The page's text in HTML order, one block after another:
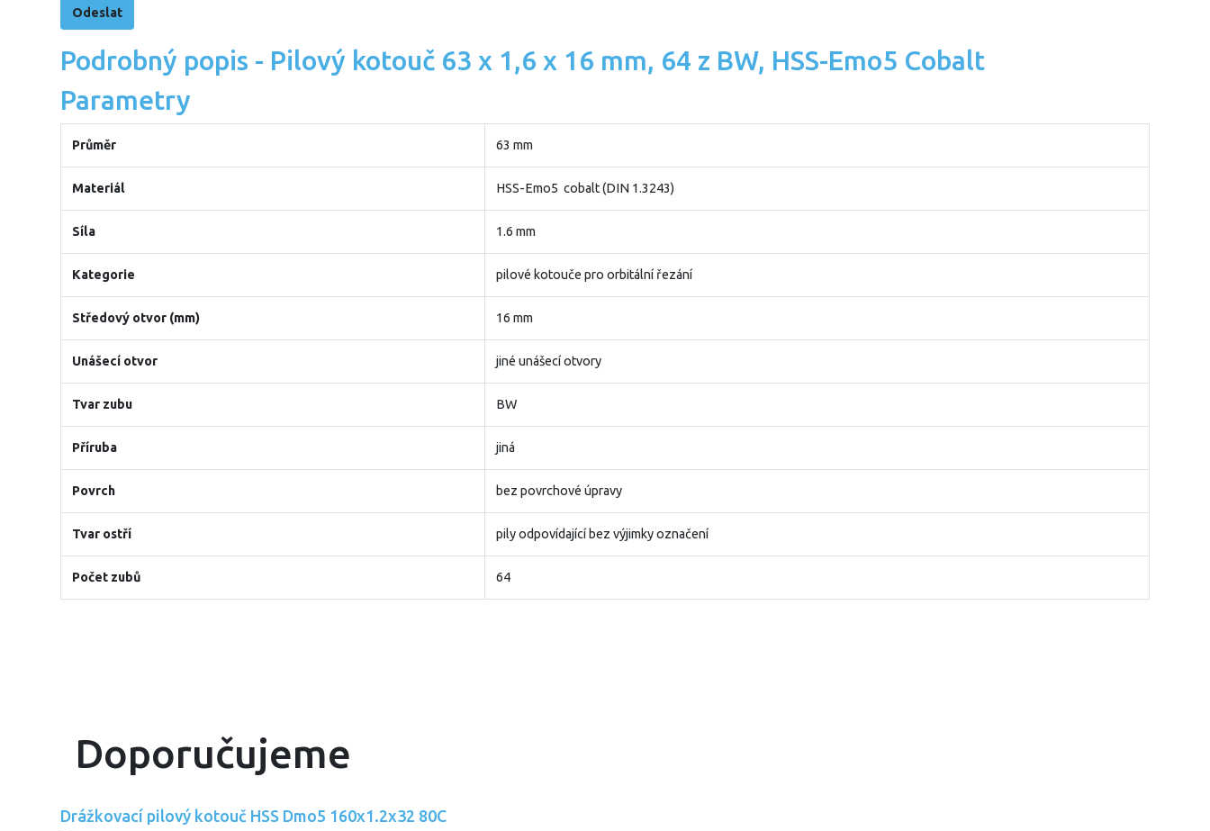
Podrobný popis - Pilový kotouč 63 x 1,6 x 16 mm, 64 z BW, HSS-Emo5 Cobalt
Parametry
Průměr 63 mm
Materiál HSS-Emo5 cobalt (DIN 1.3243)
Síla 1.6 mm
Kategorie pilové kotouče pro orbitální řezání
Středový otvor (mm) 16 mm
Unášecí otvor jiné unášecí otvory
Tvar zubu BW
Příruba jiná
Povrch bez povrchové úpravy
Tvar ostří pily odpovídající bez výjimky označení
Počet zubů 64
Doporučujeme
Drážkovací pilový kotouč HSS Dmo5 160x1.2x32 80C